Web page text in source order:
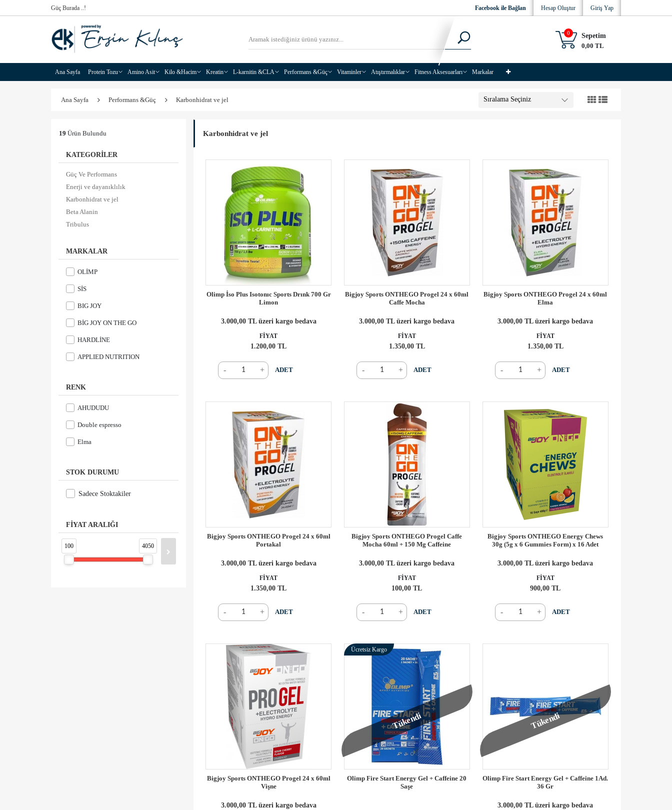
Güç Burada ..! Giriş Yap
Hesap Oluştur
Facebook ile Bağlan
0
Sepetim
0,00 TL
Ana Sayfa Protein Tozu Amino Asit Kilo &Hacim Kreatin L-karnitin &CLA Performans &Güç Vitaminler Atıştırmalıklar Fitness Aksesuarları Markalar
Ana Sayfa Performans &Güç Karbonhidrat ve jel
19 Ürün Bulundu
KATEGORİLER
Güç Ve Performans
Enerji ve dayanıklılık
Karbonhidrat ve jel
Beta Alanin
Tribulus
MARKALAR
OLİMP
SİS
BIG JOY
BİG JOY ON THE GO
HARDLİNE
APPLIED NUTRITION
RENK
AHUDUDU
Double espresso
Elma
STOK DURUMU
Sadece Stoktakiler
FİYAT ARALIĞI
100 4050
Karbonhidrat ve jel
Olimp İso Plus Isotonıc Sports Drınk 700 Gr
Limon
3.000,00 TL üzeri kargo bedava
FİYAT
1.200,00 TL
- + ADET
Bigjoy Sports ONTHEGO Progel 24 x 60ml
Caffe Mocha
3.000,00 TL üzeri kargo bedava
FİYAT
1.350,00 TL
- + ADET
Bigjoy Sports ONTHEGO Progel 24 x 60ml
Elma
3.000,00 TL üzeri kargo bedava
FİYAT
1.350,00 TL
- + ADET
Bigjoy Sports ONTHEGO Progel 24 x 60ml
Portakal
3.000,00 TL üzeri kargo bedava
FİYAT
1.350,00 TL
- + ADET
Bigjoy Sports ONTHEGO Progel Caffe
Mocha 60ml + 150 Mg Caffeine
3.000,00 TL üzeri kargo bedava
FİYAT
100,00 TL
- + ADET
Bigjoy Sports ONTHEGO Energy Chews
30g (5g x 6 Gummies Form) x 16 Adet
3.000,00 TL üzeri kargo bedava
FİYAT
900,00 TL
- + ADET
Bigjoy Sports ONTHEGO Progel 24 x 60ml
Vişne
3.000,00 TL üzeri kargo bedava
Ücretsiz Kargo
Tükendi
Olimp Fire Start Energy Gel + Caffeine 20
Saşe
Tükendi
Olimp Fire Start Energy Gel + Caffeine 1Ad.
36 Gr
3.000,00 TL üzeri kargo bedava